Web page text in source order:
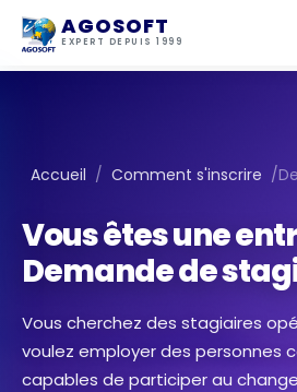
AGOSOFT
EXPERT DEPUIS 1999
Accueil / Comment s'inscrire /
Vous êtes une
Demande de
Vous cherchez des stagiaires
voulez employer des personnes
capables de participer au